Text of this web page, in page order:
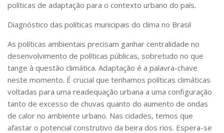
políticas de adaptação para o contexto urbano do país.
Diagnóstico das políticas municipais do clima no Brasil
As políticas ambientais precisam ganhar centralidade no
desenvolvimento de políticas públicas, sobretudo no que
tange à questão climática. Adaptação é a palavra-chave
neste momento. É crucial que tenhamos políticas climáticas
voltadas para uma readequação urbana a uma configuração
tanto de excesso de chuvas quanto do aumento de ondas
de calor no ambiente urbano. Nas cidades, temos que
afastar o potencial construtivo da beira dos rios. Espera-se